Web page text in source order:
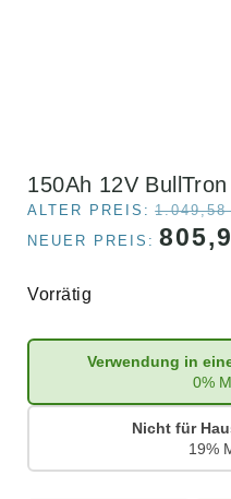
150Ah 12V
ALTER PREIS:
NEUER PREIS:
Vorrätig
Verwendung in
0%
Nicht für
19%